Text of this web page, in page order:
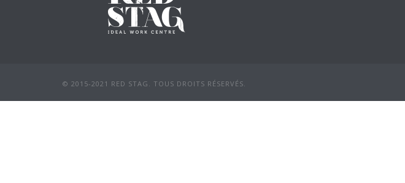
© 2015-2021 RED STAG. TOUS DROITS RÉSERVÉS.